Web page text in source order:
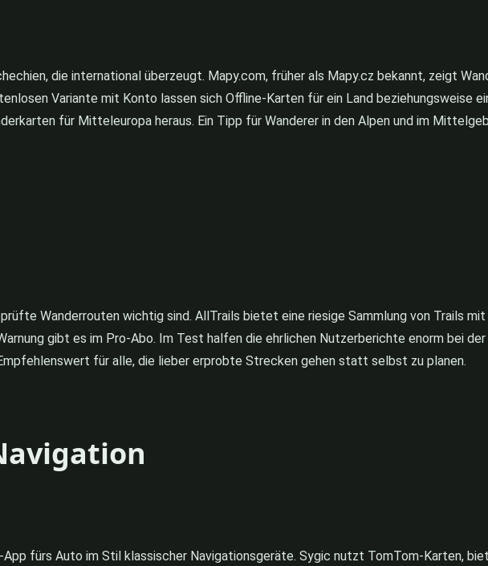
die international überzeugt. Mapy.com, früher als Mapy.cz bekannt, zeigt
Variante mit Konto lassen sich Offline-Karten für ein Land beziehungsweise
für Mitteleuropa heraus. Ein Tipp für Wanderer in den Alpen und im
Wanderrouten wichtig sind. AllTrails bietet eine riesige Sammlung von Trails
gibt es im Pro-Abo. Im Test halfen die ehrlichen Nutzerberichte enorm bei
für alle, die lieber erprobte Strecken gehen statt selbst zu planen.
fürs Auto im Stil klassischer Navigationsgeräte. Sygic nutzt TomTom-Karten,